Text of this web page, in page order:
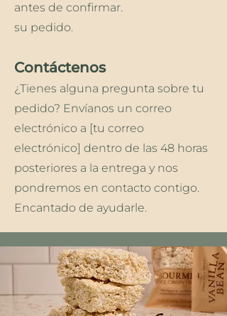
antes de confirmar.
su pedido.
Contáctenos
¿Tienes alguna pregunta sobre tu
pedido? Envíanos un correo
electrónico a [tu correo
electrónico] dentro de las 48 horas
posteriores a la entrega y nos
pondremos en contacto contigo.
Encantado de ayudarle.